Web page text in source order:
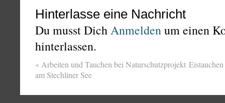
Hinterlasse eine Nachricht
Du musst DichAnmeldenum einen
hinterlassen.
« Arbeiten und Tauchen bei Naturschutzprojekt
am Stechliner See